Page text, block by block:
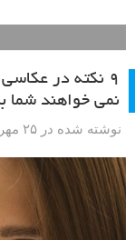
۹ نکته در
نمی خواهند شما
نوشته شده در ۲۵ مهر ۱۳۹۲